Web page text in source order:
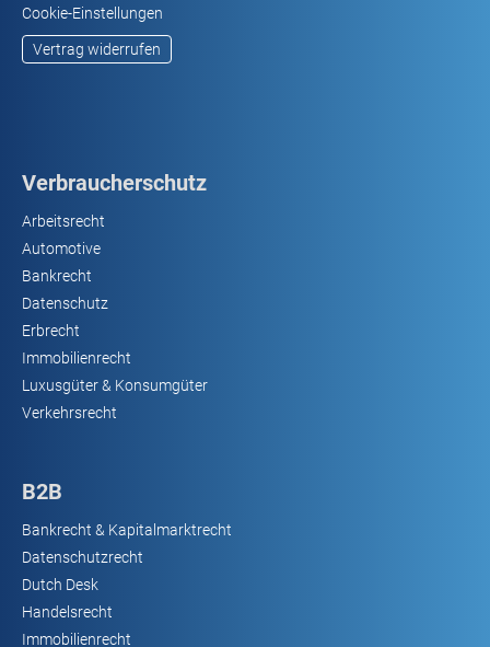
Cookie-Einstellungen
Vertrag widerrufen
Verbraucherschutz
Arbeitsrecht
Automotive
Bankrecht
Datenschutz
Erbrecht
Immobilienrecht
Luxusgüter & Konsumgüter
Verkehrsrecht
B2B
Bankrecht & Kapitalmarktrecht
Datenschutzrecht
Dutch Desk
Handelsrecht
Immobilienrecht